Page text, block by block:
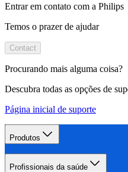
Entrar em contato com a Philips
Temos o prazer de ajudar
Contact
Procurando mais alguma coisa?
Descubra todas as opções de
Página inicial de suporte
Produtos
Profissionais da saúde